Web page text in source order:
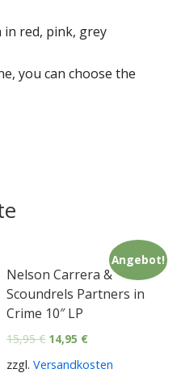
in red, pink, grey
you can choose the
Angebot!
Nelson Carrera &
Scoundrels Partners in
Crime 10″ LP
15,95€ 14,95 €
zzgl. Versandkosten